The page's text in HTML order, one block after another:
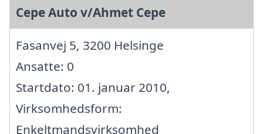
Cepe Auto v/Ahmet Cepe
Fasanvej 5, 3200 Helsinge
Ansatte: 0
Startdato: 01. januar 2010,
Virksomhedsform:
Enkeltmandsvirksomhed